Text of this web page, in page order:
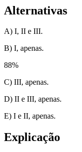
Alternativas
A) I, II e III.
B) I, apenas.
88%
C) III, apenas.
D) II e III, apenas.
E) I e II, apenas.
Explicação